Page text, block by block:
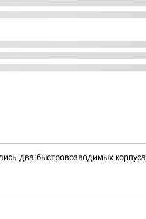
два быстровозводимых корпуса